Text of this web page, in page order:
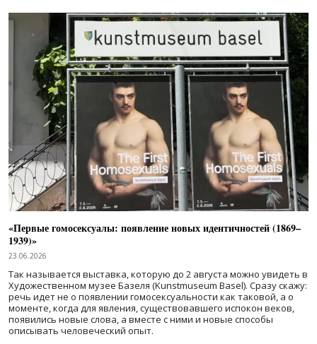
«Первые гомосексуалы: появление новых идентичностей (1869–
1939)»
23.06.2026
Так называется выставка, которую до 2 августа можно увидеть в
Художественном музее Базеля (Kunstmuseum Basel). Сразу скажу:
речь идет не о появлении гомосексуальности как таковой, а о
моменте, когда для явления, существовавшего испокон веков,
появились новые слова, а вместе с ними и новые способы
описывать человеческий опыт.